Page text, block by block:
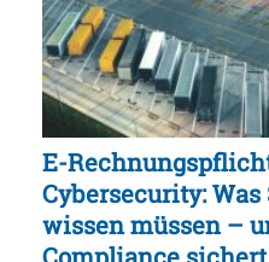
E-
Cybersecurity:
wissen müssen –
Compliance sichert